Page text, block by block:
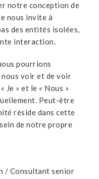
notre conception de
nous invite à
des entités isolées,
interaction.
pourrions
voir et de voir
Je » et le « Nous »
Peut-être
réside dans cette
de notre propre
/ Consultant senior